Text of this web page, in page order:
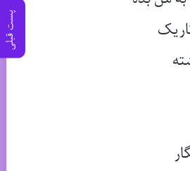
پست قبلی